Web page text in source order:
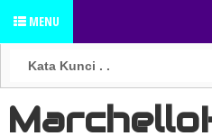
MENU